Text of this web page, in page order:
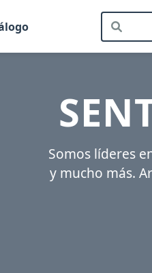
Somos líderes
y mucho más.